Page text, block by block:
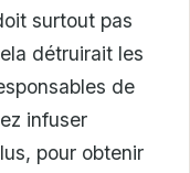
surtout pas
détruirait les
de
infuser
pour obtenir